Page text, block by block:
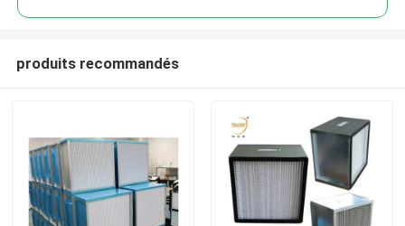
produits recommandés